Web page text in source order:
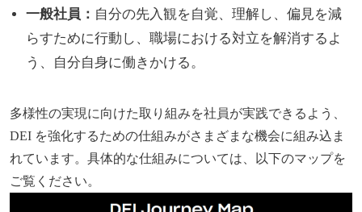
一般社員： 自分の先入観を自覚、理解し、偏見を減
らすために行動し、職場における対立を解消するよ
う、自分自身に働きかける。
多様性の実現に向けた取り組みを社員が実践できるよう、
DEI を強化するための仕組みがさまざまな機会に組み込ま
れています。具体的な仕組みについては、以下のマップを
ご覧ください。